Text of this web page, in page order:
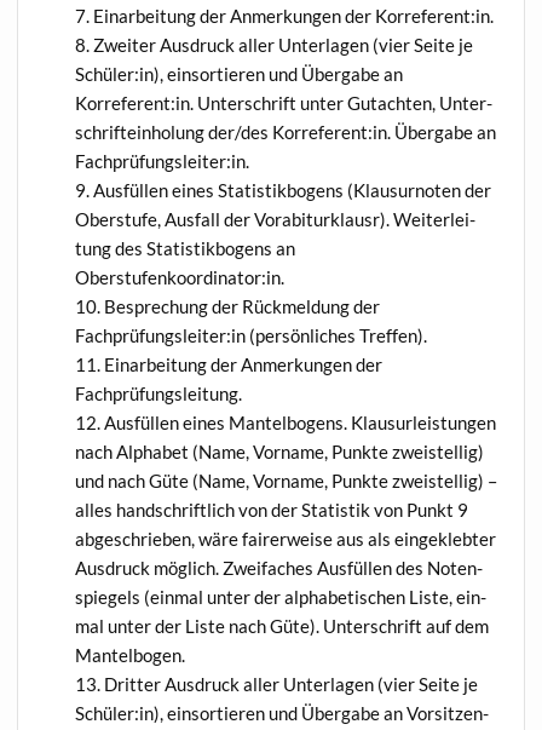
Ein­ar­bei­tung der Anmer­kun­gen der Korreferent:in.
Zwei­ter Aus­druck aller Unter­la­gen (vier Sei­te je
Schüler:in), ein­sor­tie­ren und Über­ga­be an
Korreferent:in. Unter­schrift unter Gut­ach­ten, Unter­
schrift­ein­ho­lung der/des Korreferent:in. Über­ga­be an
Fachprüfungsleiter:in.
Aus­fül­len eines Sta­tis­tik­bo­gens (Klau­sur­no­ten der
Ober­stu­fe, Aus­fall der Vor­ab­i­tur­klausr). Wei­ter­lei­
tung des Sta­tis­tik­bo­gens an
Oberstufenkoordinator:in.
Bespre­chung der Rück­mel­dung der
Fachprüfungsleiter:in (per­sön­li­ches Treffen).
Ein­ar­bei­tung der Anmer­kun­gen der
Fachprüfungsleitung.
Aus­fül­len eines Man­tel­bo­gens. Klau­sur­leis­tun­gen
nach Alpha­bet (Name, Vor­na­me, Punk­te zwei­stel­lig)
und nach Güte (Name, Vor­na­me, Punk­te zwei­stel­lig) –
alles hand­schrift­lich von der Sta­tis­tik von Punkt 9
abge­schrie­ben, wäre fai­rer­wei­se aus als ein­ge­kleb­ter
Aus­druck mög­lich. Zwei­fa­ches Aus­fül­len des Noten­
spie­gels (ein­mal unter der alpha­be­ti­schen Lis­te, ein­
mal unter der Lis­te nach Güte). Unter­schrift auf dem
Mantelbogen.
Drit­ter Aus­druck aller Unter­la­gen (vier Sei­te je
Schüler:in), ein­sor­tie­ren und Über­ga­be an Vor­sit­zen­